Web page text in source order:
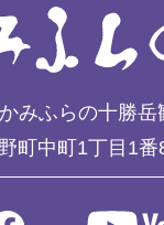
みふらの十勝岳
町中町1丁目1番